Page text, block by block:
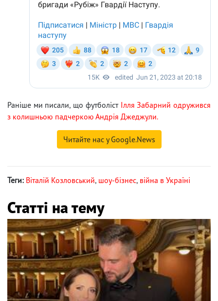
Раніше ми писали, що футболіст Ілля Забарний одружився
з колишньою падчеркою Андрія Джеджули.
Читайте нас у Google.News
Теги: Віталій Козловський, шоу-бізнес, війна в Україні
Статті на тему